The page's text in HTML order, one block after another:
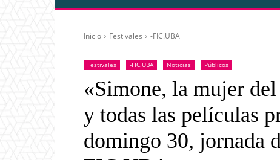
Inicio Festivales -FIC.UBA
Festivales -FIC.UBA Noticias Públicos
«Simone, la mujer
y todas las películas
domingo 30, jornada